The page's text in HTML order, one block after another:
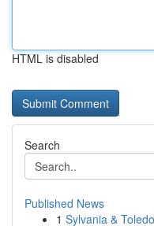
HTML is disabled
Search
Published News
1 Sylvania &